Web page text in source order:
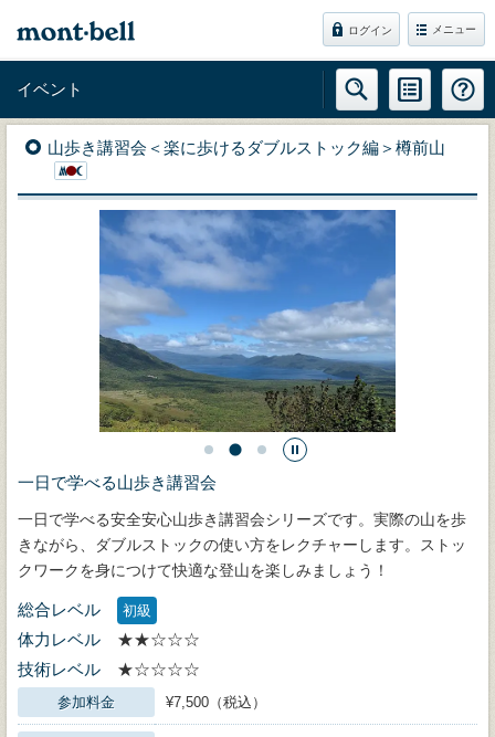
ログイン メニュー
イベント
山歩き講習会＜楽に歩けるダブルストック編＞樽前山
一日で学べる山歩き講習会
一日で学べる安全安心山歩き講習会シリーズです。実際の山を歩
きながら、ダブルストックの使い方をレクチャーします。ストッ
クワークを身につけて快適な登山を楽しみましょう！
総合レベル 初級
体力レベル
★★☆☆☆
技術レベル
★☆☆☆☆
参加料金 ¥7,500（税込）